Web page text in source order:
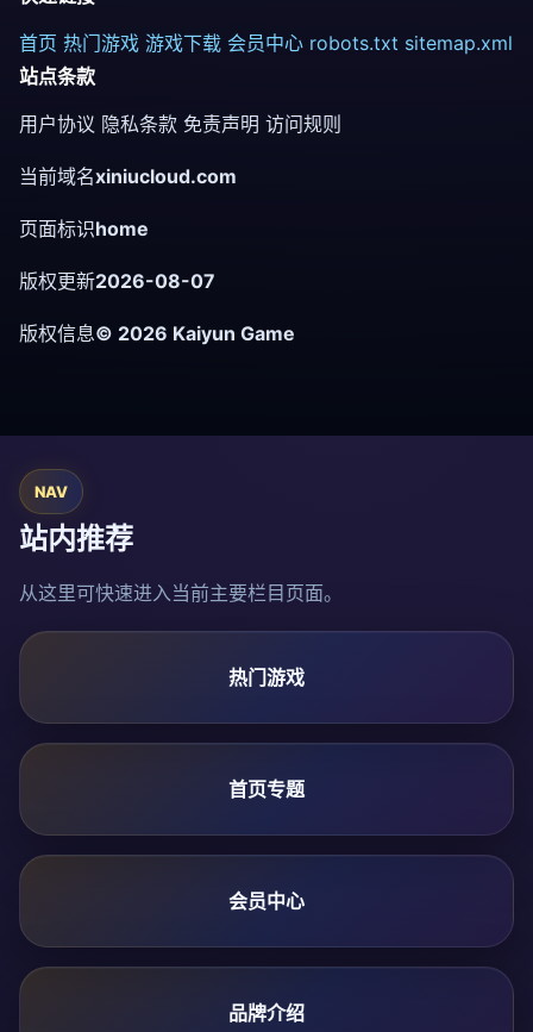
首页 热门游戏 游戏下载 会员中心 robots.txt sitemap.xml
站点条款
用户协议 隐私条款 免责声明 访问规则
当前域名xiniucloud.com
页面标识home
版权更新2026-08-07
版权信息© 2026 Kaiyun Game
NAV
站内推荐
从这里可快速进入当前主要栏目页面。
热门游戏
首页专题
会员中心
品牌介绍